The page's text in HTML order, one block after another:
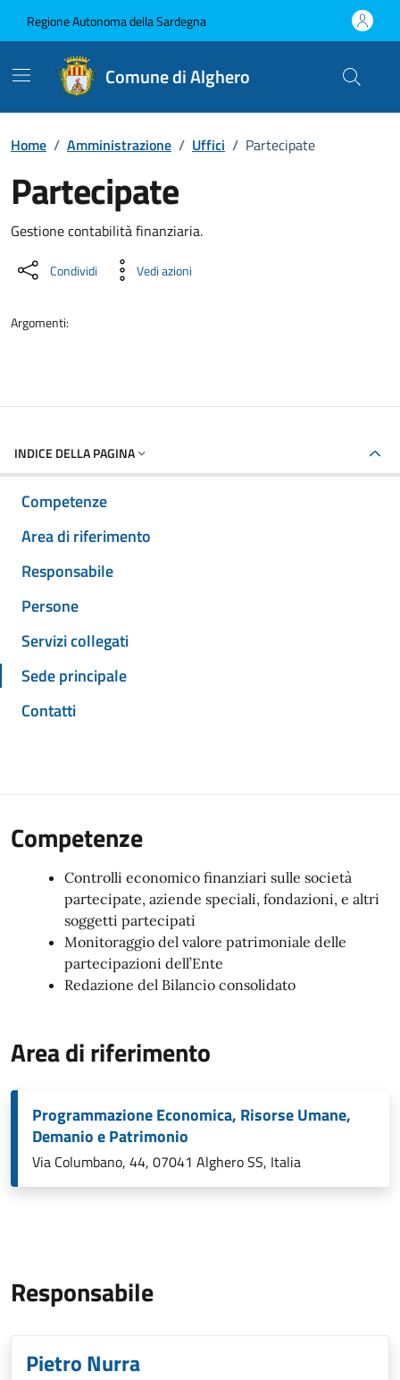
Regione Autonoma della Sardegna
Comune di Alghero
Home / Amministrazione / Uffici / Partecipate
Partecipate
Dettaglio dell'unità
Gestione contabilità finanziaria.
Condividi Vedi azioni
Argomenti:
INDICE DELLA PAGINA
Competenze
Area di riferimento
Responsabile
Persone
Servizi collegati
Sede principale
Contatti
Competenze
Controlli economico finanziari sulle società
partecipate, aziende speciali, fondazioni, e altri
soggetti partecipati
Monitoraggio del valore patrimoniale delle
partecipazioni dell’Ente
Redazione del Bilancio consolidato
Area di riferimento
Programmazione Economica, Risorse Umane,
Demanio e Patrimonio
Via Columbano, 44, 07041 Alghero SS, Italia
Responsabile
Pietro Nurra